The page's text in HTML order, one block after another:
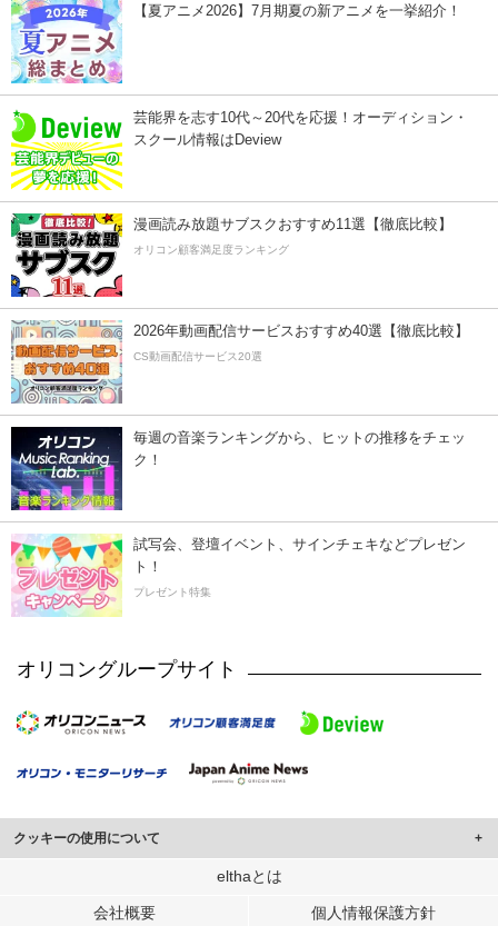
【夏アニメ2026】7月期夏の新アニメを一挙紹介！
芸能界を志す10代～20代を応援！オーディション・
スクール情報はDeview
漫画読み放題サブスクおすすめ11選【徹底比較】
オリコン顧客満足度ランキング
2026年動画配信サービスおすすめ40選【徹底比較】
CS動画配信サービス20選
毎週の音楽ランキングから、ヒットの推移をチェッ
ク！
試写会、登壇イベント、サインチェキなどプレゼン
ト！
プレゼント特集
オリコングループサイト
クッキーの使用について
このサイトでは Cookie を使用して、ユーザーに合わせたコンテンツや広告の
行っています。
elthaとは
会社概要 個人情報保護方針